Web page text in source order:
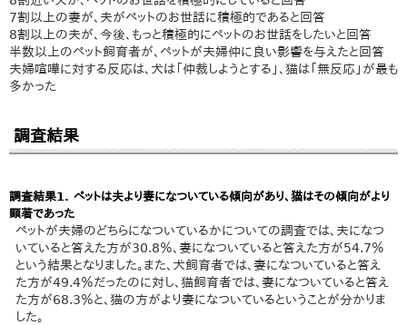
7割以上の妻が、夫がペットのお世話に積極的であると回答
8割以上の夫が、今後、もっと積極的にペットのお世話をしたいと回答
半数以上のペット飼育者が、ペットが夫婦仲に良い影響を与えたと回答
夫婦喧嘩に対する反応は、犬は「仲裁しようとする」、猫は「無反応」が最も
多かった
調査結果
調査結果1. ペットは夫より妻になついている傾向があり、猫はその傾向がより
顕著であった
ペットが夫婦のどちらになついているかについての調査では、夫になつ
いていると答えた方が30.8％、妻になついていると答えた方が54.7％
という結果となりました。また、犬飼育者では、妻になついていると答え
た方が49.4％だったのに対し、猫飼育者では、妻になついていると答え
た方が68.3％と、猫の方がより妻になついているということが分かりま
した。